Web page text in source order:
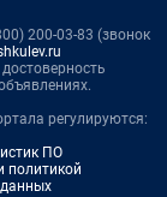
200-03-83 (звонок
регулируются:
ПО
политикой